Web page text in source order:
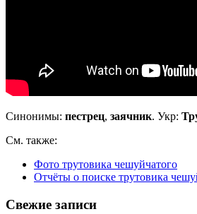
Синонимы: пестрец, заячник. Укр:
См. также:
Фото трутовика чешуйчатого
Отчёты о поиске трутовика
Свежие записи